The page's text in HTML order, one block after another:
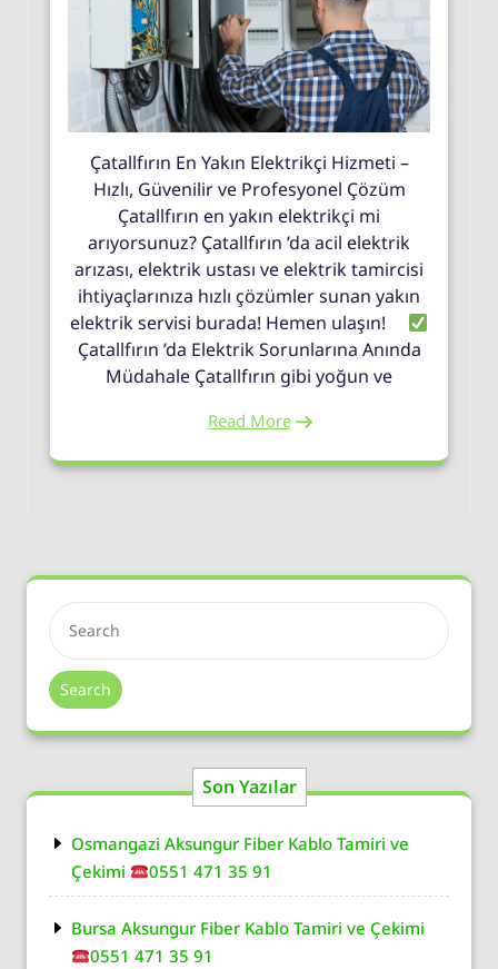
Çatallfırın En Yakın Elektrikçi Hizmeti –
Hızlı, Güvenilir ve Profesyonel Çözüm
Çatallfırın en yakın elektrikçi mi
arıyorsunuz? Çatallfırın ’da acil elektrik
arızası, elektrik ustası ve elektrik tamircisi
ihtiyaçlarınıza hızlı çözümler sunan yakın
elektrik servisi burada! Hemen ulaşın!
Çatallfırın ’da Elektrik Sorunlarına Anında
Müdahale Çatallfırın gibi yoğun ve
Read More
Search
Son Yazılar
Osmangazi Aksungur Fiber Kablo Tamiri ve
Çekimi
0551 471 35 91
Bursa Aksungur Fiber Kablo Tamiri ve Çekimi
0551 471 35 91